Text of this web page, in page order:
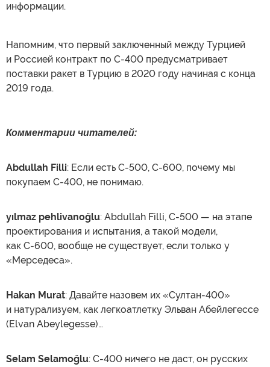
информации.
Напомним, что первый заключенный между Турцией
и Россией контракт по С-400 предусматривает
поставки ракет в Турцию в 2020 году начиная с конца
2019 года.
Комментарии читателей:
Abdullah Filli: Если есть С-500, С-600, почему мы
покупаем С-400, не понимаю.
yılmaz pehlivanoğlu: Abdullah Filli, С-500 — на этапе
проектирования и испытания, а такой модели,
как С-600, вообще не существует, если только у
«Мерседеса».
Hakan Murat: Давайте назовем их «Султан-400»
и натурализуем, как легкоатлетку Эльван Абейлегессе
(Elvan Abeylegesse)…
Selam Selamoğlu: С-400 ничего не даст, он русских